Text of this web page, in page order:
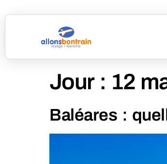
Jour : 12
Baléares :